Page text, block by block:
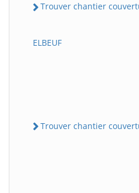
Trouver chantier
ELBEUF
Trouver chantier